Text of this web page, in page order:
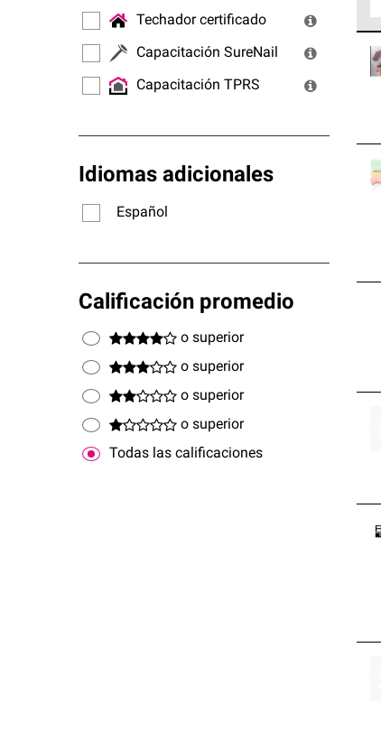
Techador certificado
Capacitación SureNail
Capacitación TPRS
Idiomas adicionales
Español
Calificación promedio
o superior
o superior
o superior
o superior
Todas las calificaciones